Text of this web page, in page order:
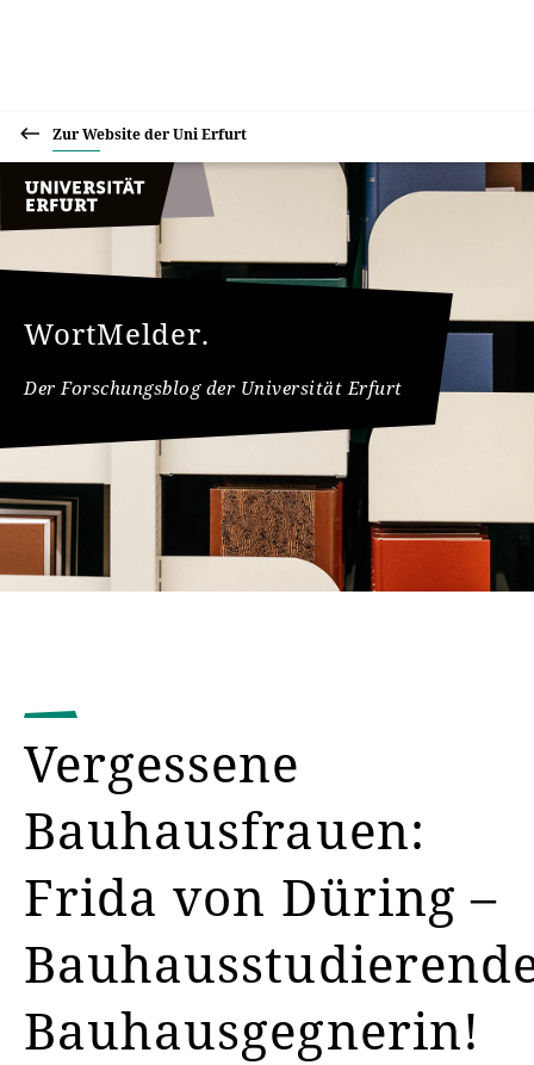
Zur Website der Uni Erfurt
WortMelder.
Der Forschungsblog der Universität Erfurt
Vergessene
Bauhausfrauen:
Frida von Düring –
Bauhausgegnerin!